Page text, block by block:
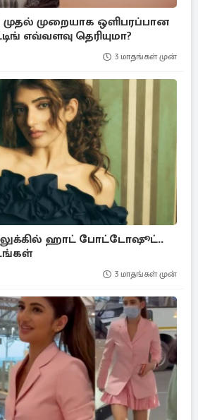
முதல் முறையாக ஒளிபரப்பான
எவ்வளவு தெரியுமா?
3 மாதங்கள் முன்
ஹாட் போட்டோஷூட்..
3 மாதங்கள் முன்